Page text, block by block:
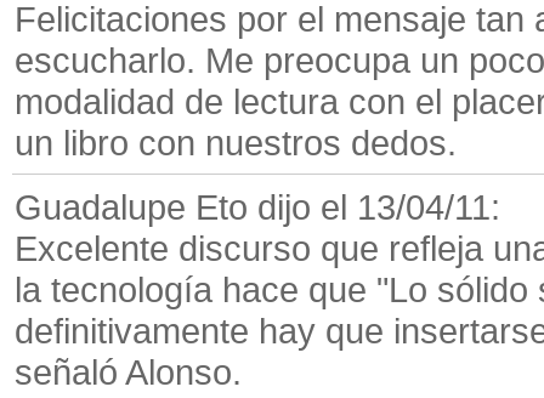
Felicitaciones por el mensaje
escucharlo. Me preocupa un
modalidad de lectura con el
un libro con nuestros dedos.
Guadalupe Eto dijo el 13/04/11:
Excelente discurso que refleja
la tecnología hace que "Lo
definitivamente hay que
señaló Alonso.